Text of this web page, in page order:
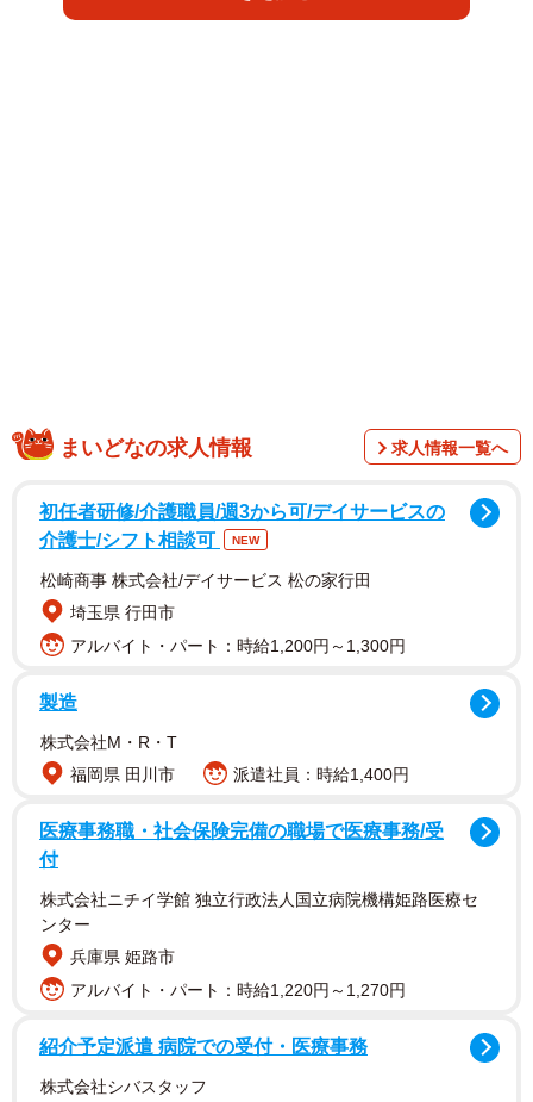
ちゃん。家庭にいっそうの笑顔をもたらしてくれた、その
口ひげ模様の子猫に“ひとめぼれ”
スイさん）
先住猫のソアラさんが遊び好きだったこともあり、いつか
まいどなの求人情報 求人情報一覧へ
初任者研修/介護職員/週3から可/デイサービスの
介護士/シフト相談可
NEW
松崎商事 株式会社/デイサービス 松の家行田
埼玉県 行田市
アルバイト・パート：時給1,200円～1,300円
製造
株式会社M・R・T
福岡県 田川市
派遣社員：時給1,400円
医療事務職・社会保険完備の職場で医療事務/受
付
株式会社ニチイ学館 独立行政法人国立病院機構姫路医療セ
ンター
兵庫県 姫路市
アルバイト・パート：時給1,220円～1,270円
紹介予定派遣 病院での受付・医療事務
株式会社シバスタッフ